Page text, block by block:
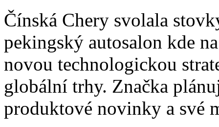
Čínská Chery svolala
pekingský autosalon kde
novou technologickou
globální trhy. Značka
produktové novinky a své